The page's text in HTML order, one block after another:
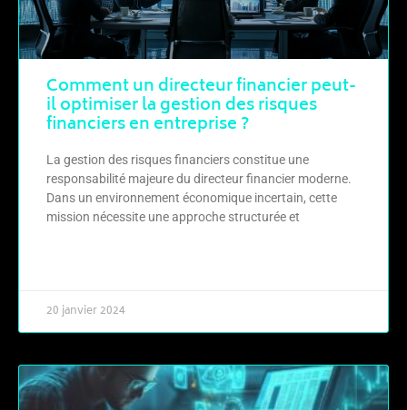
Comment un directeur financier peut-
il optimiser la gestion des risques
financiers en entreprise ?
La gestion des risques financiers constitue une
responsabilité majeure du directeur financier moderne.
Dans un environnement économique incertain, cette
mission nécessite une approche structurée et
20 janvier 2024